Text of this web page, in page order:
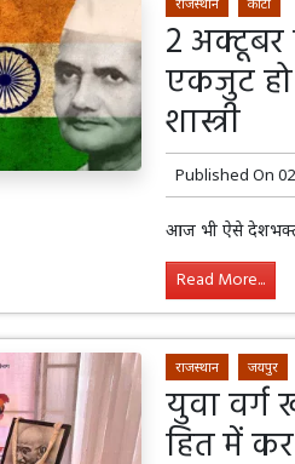
2
एकजुट हो
शास्त्री
Published On
आज भी ऐसे
Read More...
राजस्थान जयपुर
युवा वर्ग
हित में